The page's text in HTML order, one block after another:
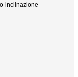
inclinazione